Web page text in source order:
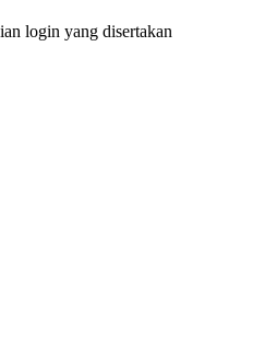
login yang disertakan